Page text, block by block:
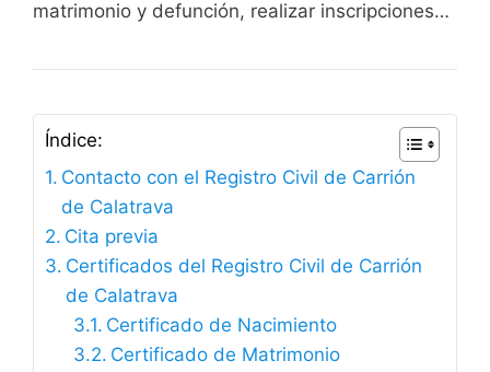
matrimonio y defunción, realizar inscripciones…
Índice:
Contacto con el Registro Civil de Carrión
de Calatrava
Cita previa
Certificados del Registro Civil de Carrión
de Calatrava
Certificado de Nacimiento
Certificado de Matrimonio